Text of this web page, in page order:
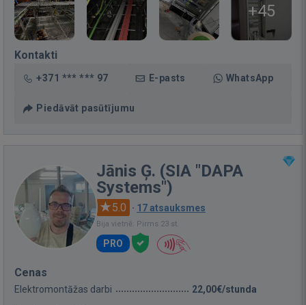
+45
Kontakti
+371 *** *** 97 E-pasts WhatsApp
Piedāvāt pasūtījumu
Jānis Ģ. (SIA "DAPA
Systems")
5.0 · 17 atsauksmes
Bija vietnē: Pirms 23 st.
PRO
Cenas
Elektromontāžas darbi 22,00€/stunda